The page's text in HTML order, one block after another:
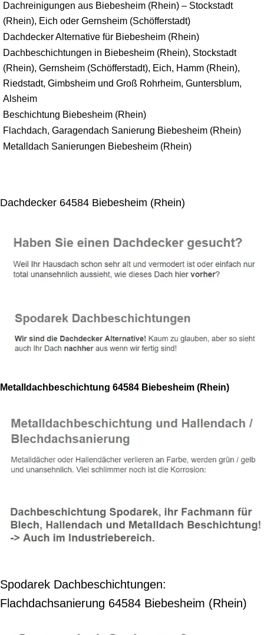
Dachreinigungen aus Biebesheim (Rhein) – Stockstadt
(Rhein), Eich oder Gernsheim (Schöfferstadt)
Dachdecker Alternative für Biebesheim (Rhein)
Dachbeschichtungen in Biebesheim (Rhein), Stockstadt
(Rhein), Gernsheim (Schöfferstadt), Eich, Hamm (Rhein),
Riedstadt, Gimbsheim und Groß Rohrheim, Guntersblum,
Alsheim
Beschichtung Biebesheim (Rhein)
Flachdach, Garagendach Sanierung Biebesheim (Rhein)
Metalldach Sanierungen Biebesheim (Rhein)
Dachdecker 64584 Biebesheim (Rhein)
Metalldachbeschichtung 64584 Biebesheim (Rhein)
Spodarek Dachbeschichtungen:
Flachdachsanierung 64584 Biebesheim (Rhein)